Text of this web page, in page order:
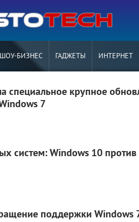
ШОУ-БИЗНЕС ГАДЖЕТЫ ИНТЕРНЕТ
специальное крупное
7
систем: Windows 10 против
поддержки Windows